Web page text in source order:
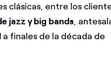
clásicas, entre los
jazz y big bands,
a finales de la década de